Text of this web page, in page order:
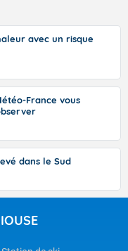
avec un risque
France vous
dans le Sud